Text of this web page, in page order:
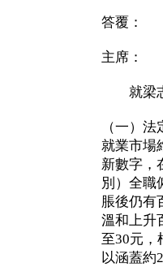
答覆：
主席：
就梁志
（一）
就業市場
新數字，
別）全職
脹後仍有
溫和上升
至30元，
以涵蓋約